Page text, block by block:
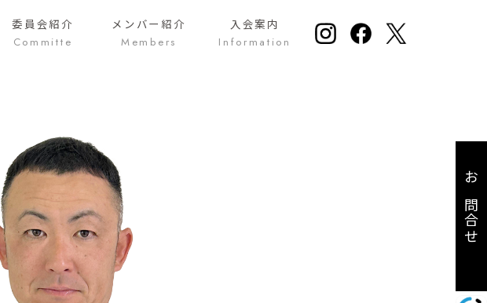
委員会紹介
Committe
メンバー紹介
Members
入会案内
Information
お問合せ